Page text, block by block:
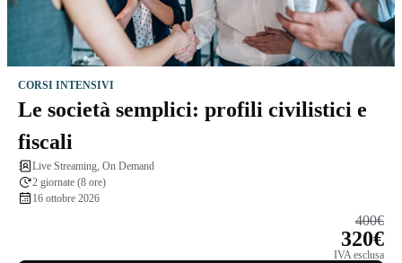
CORSI INTENSIVI
Le società semplici: profili civilistici e
fiscali
Live Streaming, On Demand
2 giornate (8 ore)
16 ottobre 2026
400€
320€
IVA esclusa